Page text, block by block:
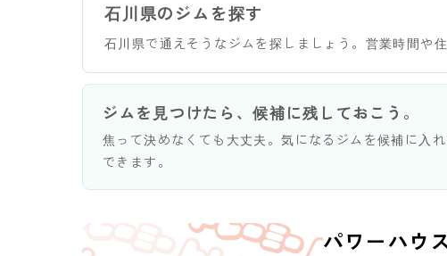
石川県のジムを探す
石川県で通えそうなジムを探しましょう。営業時間や
ジムを見つけたら、候補に残しておこう。
焦って決めなくても大丈夫。気になるジムを候補に入
できます。
パワーハウ